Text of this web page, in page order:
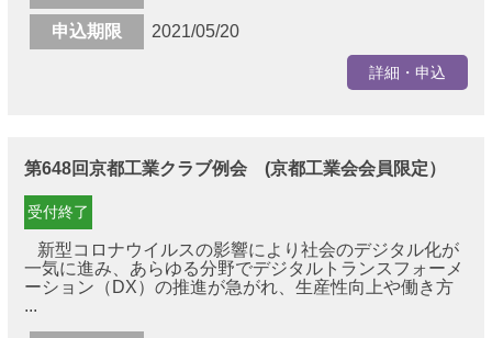
申込期限 2021/05/20
詳細・申込
第648回京都工業クラブ例会 (京都工業会会員限定）
受付終了
新型コロナウイルスの影響により社会のデジタル化が
一気に進み、あらゆる分野でデジタルトランスフォーメ
ーション（DX）の推進が急がれ、生産性向上や働き方
...